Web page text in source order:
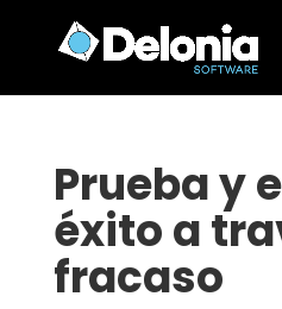
Prueba y
éxito a
fracaso